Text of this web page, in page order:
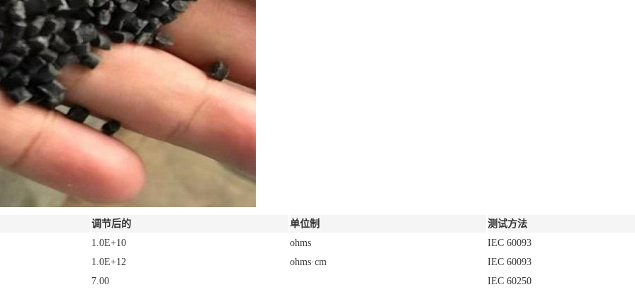
调节后的 单位制
测试方法
1.0E+10
ohms
IEC 60093
1.0E+12
ohms·cm
IEC 60093
7.00
IEC 60250